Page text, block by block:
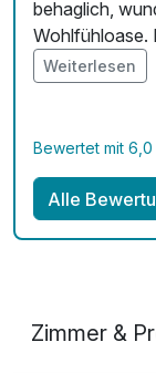
behaglich,
Wohlfühloase.
für Genuss,
auch der
wieder.
Weiterlesen
Bewertet mit 6,0
Alle
Zimmer &